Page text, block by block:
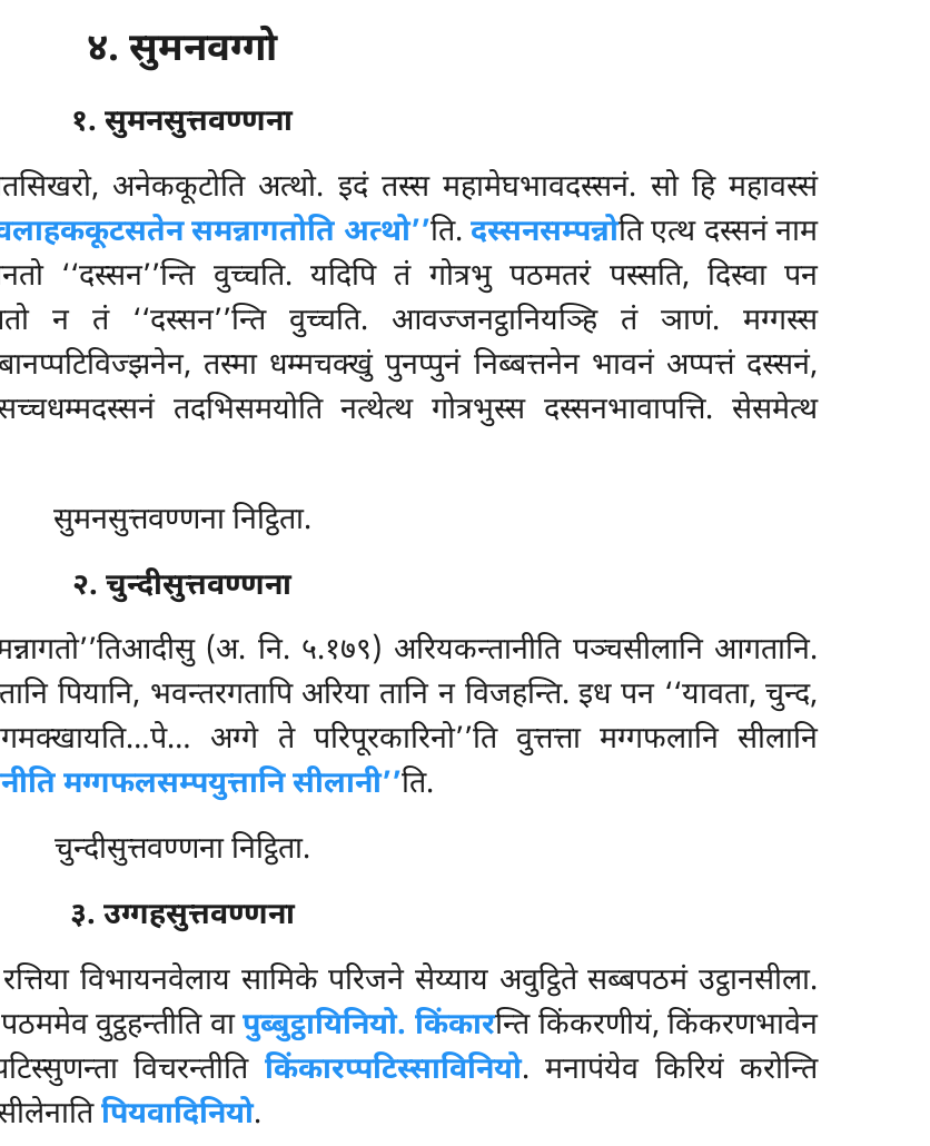
४. सुमनवग्गो
१. सुमनसुत्तवण्णना
अनेककूटोति अत्थो. इदं तस्स महामेघभावदस्सनं. सो हि महावस्सं
वलाहककूटसतेन समन्नागतोति अत्थो’’ति. दस्सनसम्पन्नोति एत्थ दस्सनं नाम
‘‘दस्सन’’न्ति वुच्चति. यदिपि तं गोत्रभु पठमतरं पस्सति, दिस्वा पन
न तं ‘‘दस्सन’’न्ति वुच्चति. आवज्जनट्ठानियञ्हि तं ञाणं. मग्गस्स
तस्मा धम्मचक्खुं पुनप्पुनं निब्बत्तनेन भावनं अप्पत्तं दस्सनं,
तदभिसमयोति नत्थेत्थ गोत्रभुस्स दस्सनभावापत्ति. सेसमेत्थ
सुमनसुत्तवण्णना निट्ठिता.
२. चुन्दीसुत्तवण्णना
(अ. नि. ५.१७९) अरियकन्तानीति पञ्चसीलानि आगतानि.
पियानि, भवन्तरगतापि अरिया तानि न विजहन्ति. इध पन ‘‘यावता, चुन्द,
अग्गे ते परिपूरकारिनो’’ति वुत्तत्ता मग्गफलानि सीलानि
मग्गफलसम्पयुत्तानि सीलानी’’ति.
चुन्दीसुत्तवण्णना निट्ठिता.
३. उग्गहसुत्तवण्णना
विभायनवेलाय सामिके परिजने सेय्याय अवुट्ठिते सब्बपठमं उट्ठानसीला.
पठममेव वुट्ठहन्तीति वापुब्बुट्ठायिनियो. किंकारन्ति किंकरणीयं, किंकरणभावेन
विचरन्तीति किंकारप्पटिस्साविनियो. मनापंयेव किरियं करोन्ति
पियवादिनियो.